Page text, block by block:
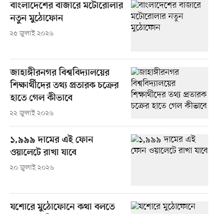
বাংলাদেশের বাজারে মটোরোলার
নতুন মুঠোফোন
২৫ জুলাই ২০২৬
জাহাঙ্গীরনগর বিশ্ববিদ্যালয়ের
শিক্ষার্থীদের তথ্য প্রতারক চক্রের
হাতে গেল কীভাবে
২২ জুলাই ২০২৬
১,৯৯৯ দামের এই ফোন
ওয়ালেটে রাখা যাবে
২০ জুলাই ২০২৬
যশোরে মুঠোফোনে কথা বলতে